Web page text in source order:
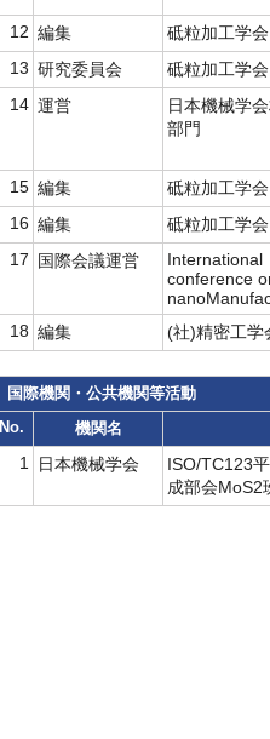
12 編集
砥粒加工学
13 研究委員会
砥粒加工学
14 運営
日本機械学
部門
15 編集
砥粒加工学
16 編集
砥粒加工学
17
国際会議運営
International
conference
18 編集 (社)精密工
国際機関・公共機関等活動
No.
機関名
1 日本機械学会
ISO/TC123
成部会